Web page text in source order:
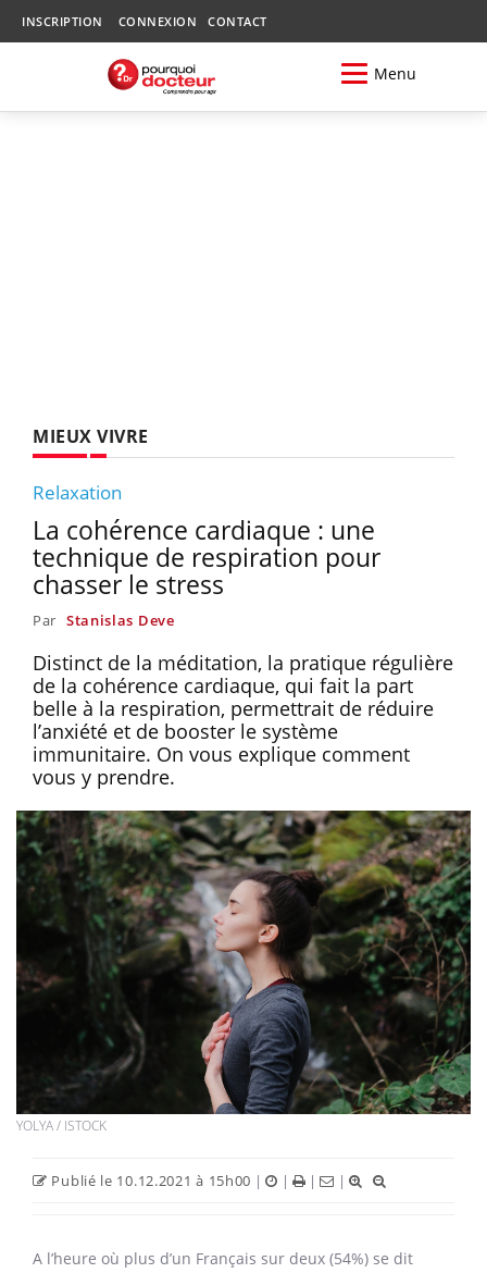
INSCRIPTION CONNEXION CONTACT
Menu
MIEUX VIVRE
Relaxation
La cohérence cardiaque : une
technique de respiration pour
chasser le stress
Par Stanislas Deve
Distinct de la méditation, la pratique régulière
de la cohérence cardiaque, qui fait la part
belle à la respiration, permettrait de réduire
l’anxiété et de booster le système
immunitaire. On vous explique comment
vous y prendre.
YOLYA / ISTOCK
Publié le 10.12.2021 à 15h00 | | | |
A l’heure où plus d’un Français sur deux (54%) se dit